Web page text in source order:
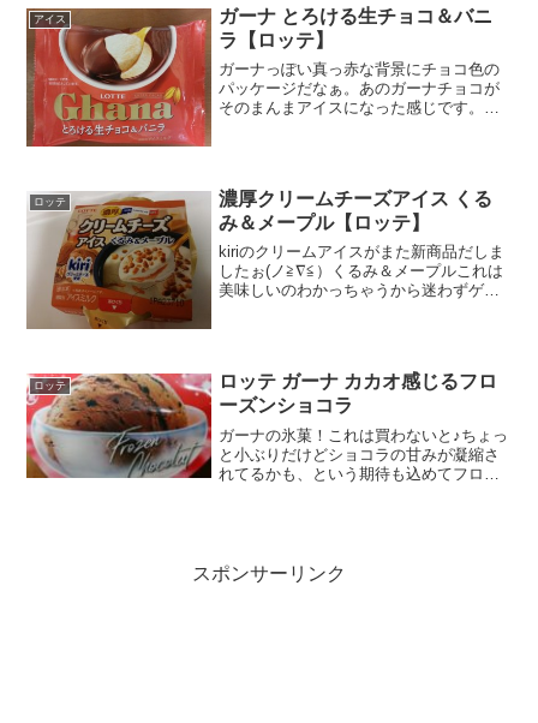
ちゃいます。でも、今は...
アイス
ガーナ とろける生チョコ＆バニ
ラ【ロッテ】
ガーナっぽい真っ赤な背景にチョコ色の
パッケージだなぁ。あのガーナチョコが
そのまんまアイスになった感じです。ア
ロッテ
濃厚クリームチーズアイス くる
み＆メープル【ロッテ】
kiriのクリームアイスがまた新商品だしま
したぉ(ノ≧∇≦）くるみ＆メープルこれは
美味しいのわかっちゃうから迷わずゲッ
ロッテ
ロッテ ガーナ カカオ感じるフロ
ーズンショコラ
ガーナの氷菓！これは買わないと♪ちょっ
と小ぶりだけどショコラの甘みが凝縮さ
れてるかも、という期待も込めてフロー
スポンサーリンク